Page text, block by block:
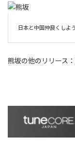
日本と中国仲良くしよ
熊坂の他のリリース：